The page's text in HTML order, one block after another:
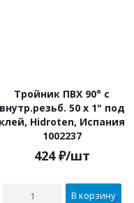
Тройник ПВХ 90° с
внутр.резьб. 50 х 1" под
клей, Hidroten, Испания
1002237
424₽/шт
В корзину